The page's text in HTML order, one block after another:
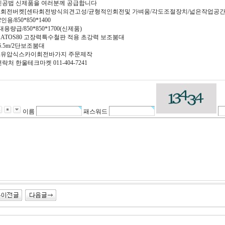
공법 신제품을 여러분께 공급합니다
회전버켓[센타회전방식의견고성/균형적인회전및 가벼움/각도조절장치/넓은작업공
인용/850*850*1400
용량급/850*850*1700(신제품)
고장력특수철판 적용 초강력 보조붐대
2단보조붐대
압식스카이회전바가지 주문제작
락처 한울테크마켓 011-404-7241
이름 패스워드